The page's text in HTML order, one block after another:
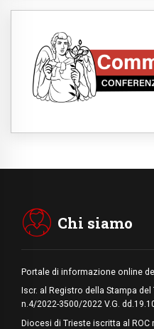
SIGNIS
Honduras,
dimenticata
07.08.2026
Italia,
Parolin
Chi siamo
Portale di informazione online
Iscr. al Registro della Stampa
n.4/2022-3500/2022 V.G.
Diocesi di Trieste iscritta al ROC